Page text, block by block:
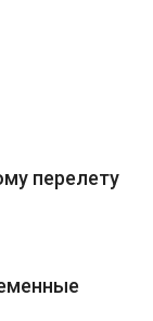
перелету